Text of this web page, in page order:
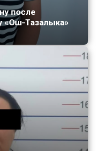
после
«Ош-Тазалыка»